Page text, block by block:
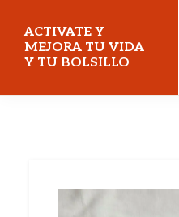
contenido
principal
ACTIVATE Y
MEJORA TU VIDA
Y TU BOLSILLO